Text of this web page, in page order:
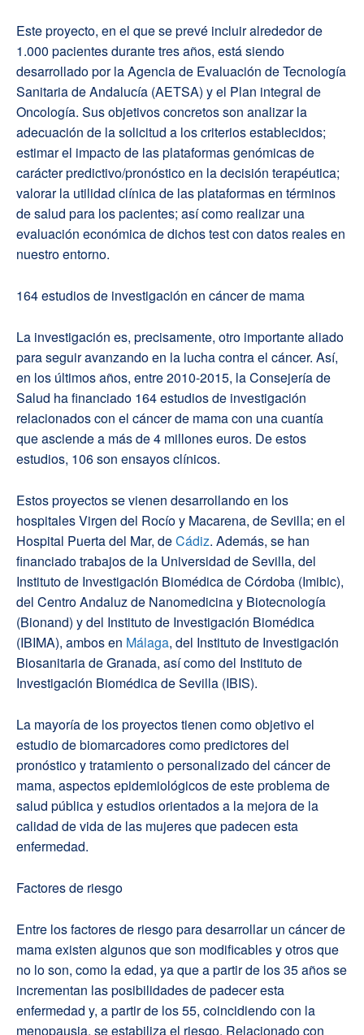
Este proyecto, en el que se prevé incluir alrededor de
1.000 pacientes durante tres años, está siendo
desarrollado por la Agencia de Evaluación de Tecnología
Sanitaria de Andalucía (AETSA) y el Plan integral de
Oncología. Sus objetivos concretos son analizar la
adecuación de la solicitud a los criterios establecidos;
estimar el impacto de las plataformas genómicas de
carácter predictivo/pronóstico en la decisión terapéutica;
valorar la utilidad clínica de las plataformas en términos
de salud para los pacientes; así como realizar una
evaluación económica de dichos test con datos reales en
nuestro entorno.
164 estudios de investigación en cáncer de mama
La investigación es, precisamente, otro importante aliado
para seguir avanzando en la lucha contra el cáncer. Así,
en los últimos años, entre 2010-2015, la Consejería de
Salud ha financiado 164 estudios de investigación
relacionados con el cáncer de mama con una cuantía
que asciende a más de 4 millones euros. De estos
estudios, 106 son ensayos clínicos.
Estos proyectos se vienen desarrollando en los
hospitales Virgen del Rocío y Macarena, de Sevilla; en el
Hospital Puerta del Mar, deCádiz. Además, se han
financiado trabajos de la Universidad de Sevilla, del
Instituto de Investigación Biomédica de Córdoba (Imibic),
del Centro Andaluz de Nanomedicina y Biotecnología
(Bionand) y del Instituto de Investigación Biomédica
(IBIMA), ambos en Málaga, del Instituto de Investigación
Biosanitaria de Granada, así como del Instituto de
Investigación Biomédica de Sevilla (IBIS).
La mayoría de los proyectos tienen como objetivo el
estudio de biomarcadores como predictores del
pronóstico y tratamiento o personalizado del cáncer de
mama, aspectos epidemiológicos de este problema de
salud pública y estudios orientados a la mejora de la
calidad de vida de las mujeres que padecen esta
enfermedad.
Factores de riesgo
Entre los factores de riesgo para desarrollar un cáncer de
mama existen algunos que son modificables y otros que
no lo son, como la edad, ya que a partir de los 35 años se
incrementan las posibilidades de padecer esta
enfermedad y, a partir de los 55, coincidiendo con la
menopausia, se estabiliza el riesgo. Relacionado con